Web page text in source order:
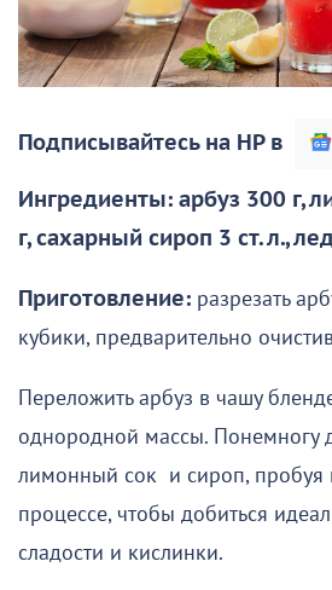
Подписывайтесь на НР в
Ингредиенты: арбуз 300 г,
г, сахарный сироп 3 ст. л.,
Приготовление: разрезать
кубики, предварительно
Переложить арбуз в чашу
однородной массы. Понемногу
лимонный сок и сироп, пробуя
процессе, чтобы добиться
сладости и кислинки.